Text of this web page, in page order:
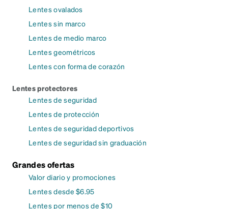
Lentes ovalados
Lentes sin marco
Lentes de medio marco
Lentes geométricos
Lentes con forma de corazón
Lentes protectores
Lentes de seguridad
Lentes de protección
Lentes de seguridad deportivos
Lentes de seguridad sin graduación
Grandes ofertas
Valor diario y promociones
Lentes desde $6.95
Lentes por menos de $10